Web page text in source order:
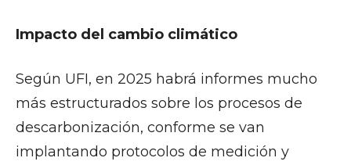
Impacto del cambio climático
Según UFI, en 2025 habrá informes mucho
más estructurados sobre los procesos de
descarbonización, conforme se van
implantando protocolos de medición y